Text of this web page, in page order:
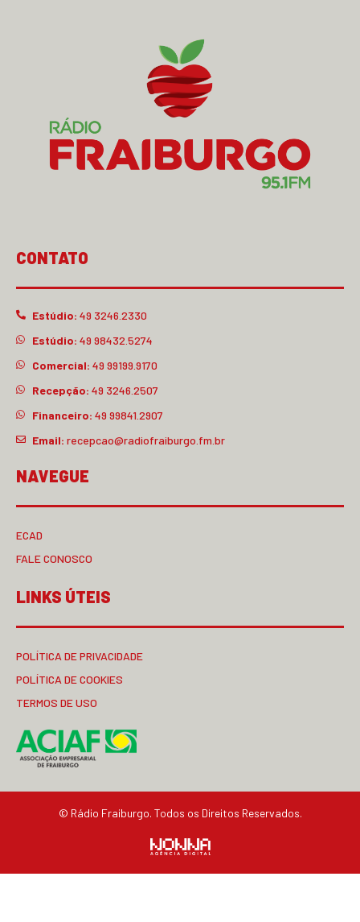
CONTATO
Estúdio: 49 3246.2330
Estúdio: 49 98432.5274
Comercial: 49 99199.9170
Recepção: 49 3246.2507
Financeiro: 49 99841.2907
Email: recepcao@radiofraiburgo.fm.br
NAVEGUE
ECAD
FALE CONOSCO
LINKS ÚTEIS
POLÍTICA DE PRIVACIDADE
POLÍTICA DE COOKIES
TERMOS DE USO
© Rádio Fraiburgo. Todos os Direitos Reservados.